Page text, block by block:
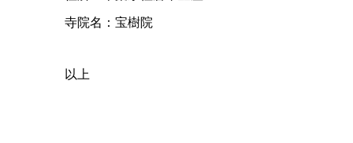
寺院名：宝樹院
以上